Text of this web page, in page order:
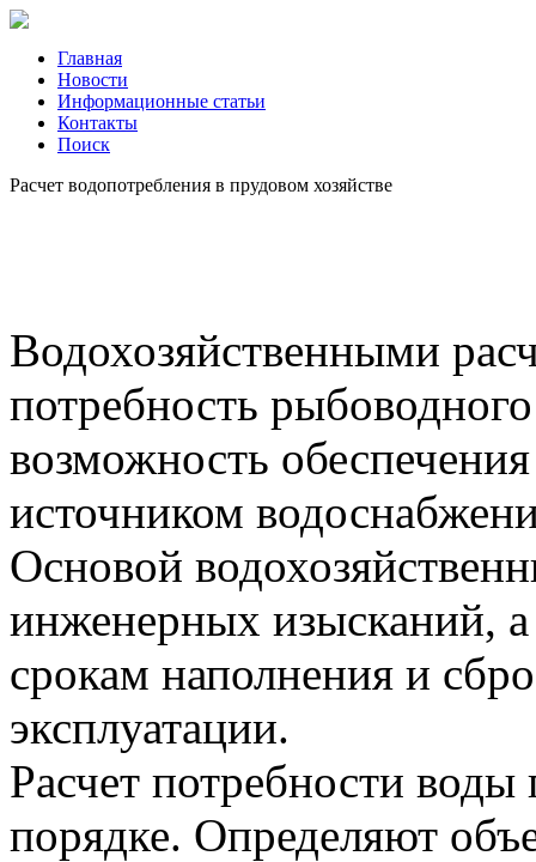
Главная
Новости
Информационные статьи
Контакты
Поиск
Расчет водопотребления в прудовом хозяйстве
Водохозяйственными
потребность
возможность
источником
Основой
инженерных изысканий,
срокам наполнения и
эксплуатации.
Расчет потребности
порядке. Определяют